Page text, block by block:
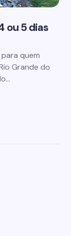
ou 5 dias
quem
Grande do